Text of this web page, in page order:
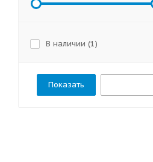
В наличии (1)